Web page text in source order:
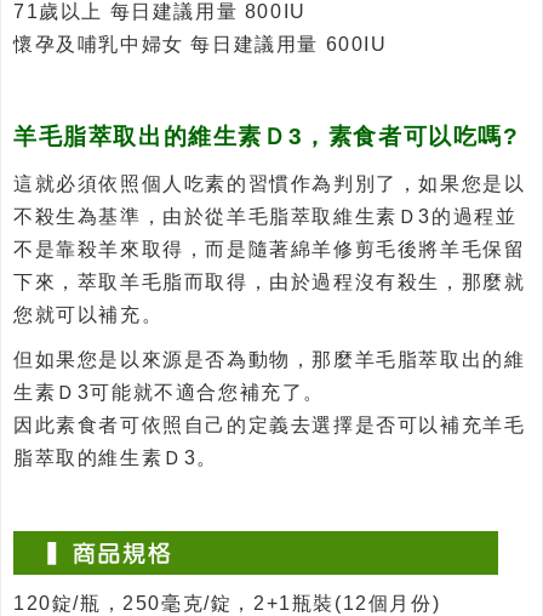
71歲以上 每日建議用量 800IU
懷孕及哺乳中婦女 每日建議用量 600IU
羊毛脂萃取出的維生素Ｄ3，素食者可以吃嗎?
這就必須依照個人吃素的習慣作為判別了，如果您是以
不殺生為基準，由於從羊毛脂萃取維生素Ｄ3的過程並
不是靠殺羊來取得，而是隨著綿羊修剪毛後將羊毛保留
下來，萃取羊毛脂而取得，由於過程沒有殺生，那麼就
您就可以補充。
但如果您是以來源是否為動物，那麼羊毛脂萃取出的維
生素Ｄ3可能就不適合您補充了。
因此素食者可依照自己的定義去選擇是否可以補充羊毛
脂萃取的維生素Ｄ3。
120錠/瓶，250毫克/錠，2+1瓶裝(12個月份)